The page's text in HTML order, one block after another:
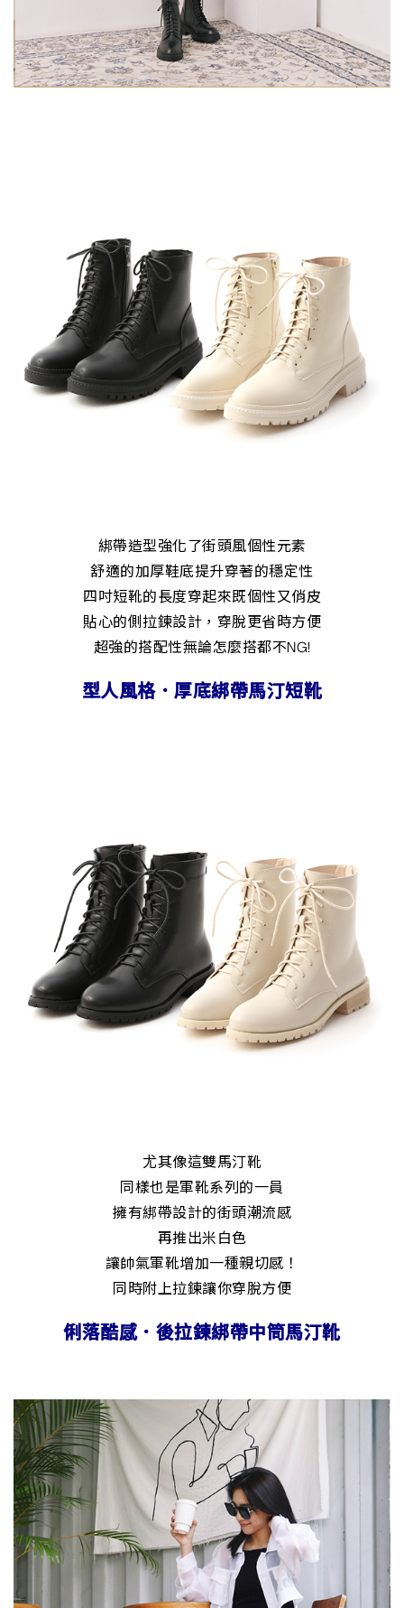
綁帶造型強化了街頭風個性元素
舒適的加厚鞋底提升穿著的穩定性
四吋短靴的長度穿起來既個性又俏皮
貼心的側拉鍊設計，穿脫更省時方便
超強的搭配性無論怎麼搭都不NG!
型人風格．厚底綁帶馬汀短靴
尤其像這雙馬汀靴
同樣也是軍靴系列的一員
擁有綁帶設計的街頭潮流感
再推出米白色
讓帥氣軍靴增加一種親切感！
同時附上拉鍊讓你穿脫方便
俐落酷感．後拉鍊綁帶中筒馬汀靴